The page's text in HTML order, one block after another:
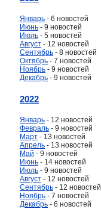
Январь - 6 новостей
Июнь - 9 новостей
Июль - 5 новостей
Август - 12 новостей
Сентябрь - 8 новостей
Октябрь - 7 новостей
Ноябрь - 9 новостей
Декабрь - 9 новостей
2022
Январь - 12 новостей
Февраль - 9 новостей
Март - 13 новостей
Апрель - 13 новостей
Май - 9 новостей
Июнь - 14 новостей
Июль - 9 новостей
Август - 12 новостей
Сентябрь - 12 новостей
Ноябрь - 7 новостей
Декабрь - 6 новостей